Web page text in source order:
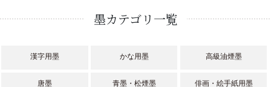
墨カテゴリ一覧
漢字用墨 かな用墨 高級油煙墨
唐墨 青墨・松煙墨 俳画・絵手紙用墨